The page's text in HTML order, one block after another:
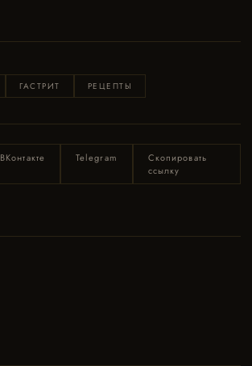
ГАСТРИТ РЕЦЕПТЫ
ВКонтакте Telegram
Скопировать
ссылку